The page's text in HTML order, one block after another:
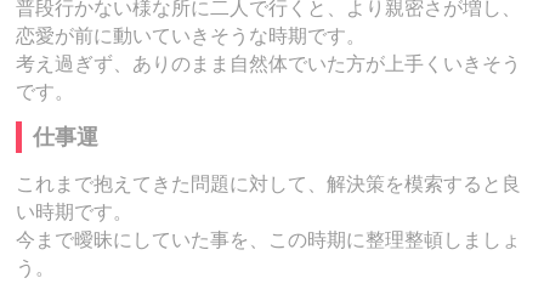
普段行かない様な所に二人で行くと、より親密さが増し、
恋愛が前に動いていきそうな時期です。
考え過ぎず、ありのまま自然体でいた方が上手くいきそう
です。
仕事運
これまで抱えてきた問題に対して、解決策を模索すると良
い時期です。
今まで曖昧にしていた事を、この時期に整理整頓しましょ
う。